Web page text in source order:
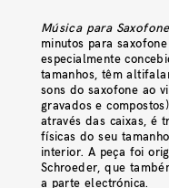
Música para
minutos para
especialmente
tamanhos, têm
sons do saxofone ao
gravados e
através das caixas, é
físicas do seu
interior. A peça foi
Schroeder, que
a parte electrónica.